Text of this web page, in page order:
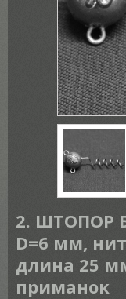
2. ШТОПОР
D=6 мм,
длина 25
приманок